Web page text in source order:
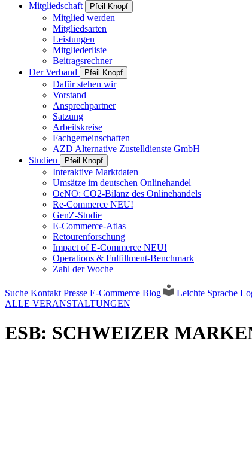
Mitgliedschaft
Pfeil Knopf
Mitglied werden
Mitgliedsarten
Leistungen
Mitgliederliste
Beitragsrechner
Der Verband
Pfeil Knopf
Dafür stehen wir
Vorstand
Ansprechpartner
Satzung
Arbeitskreise
Fachgemeinschaften
AZD Alternative Zustelldienste GmbH
Studien
Pfeil Knopf
Interaktive Marktdaten
Umsätze im deutschen Onlinehandel
OeNO: CO2-Bilanz des Onlinehandels
Re-Commerce NEU!
GenZ-Studie
E-Commerce-Atlas
Retourenforschung
Impact of E-Commerce NEU!
Operations & Fulfillment-Benchmark
Zahl der Woche
Suche Kontakt Presse E-Commerce Blog Leichte Sprache
ALLE VERANSTALTUNGEN
ESB: SCHWEIZER